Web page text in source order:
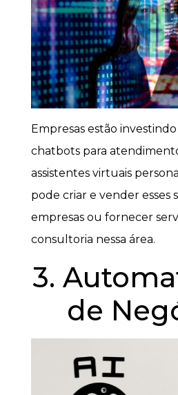
Empresas estão
chatbots para
assistentes virtuais
pode criar e vender esses
empresas ou fornecer
consultoria nessa área.
3.
de